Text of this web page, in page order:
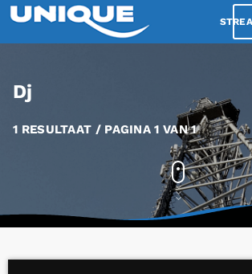
Dj
1 RESULTAAT / PAGINA 1 VAN 1